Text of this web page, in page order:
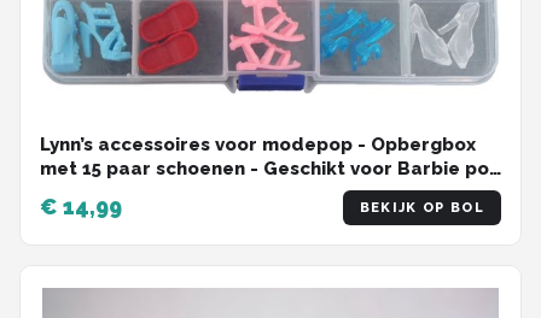
Lynn’s accessoires voor modepop - Opbergbox
met 15 paar schoenen - Geschikt voor Barbie pop
- Schoenen modepop - Opbergdoosje -
Cadeauzakje
€ 14,99 BEKIJK OP BOL